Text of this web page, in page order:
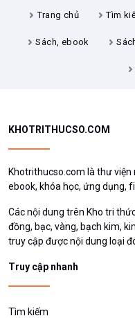
Trang chủ Tìm
Sách, ebook
KHOTRITHUCSO.COM
Khotrithucso.com là thư viện
ebook, khóa học, ứng dụng,
Các nội dung trên Kho tri
đồng, bạc, vàng, bạch kim,
truy cập được nội dung loại
Truy cập nhanh
Tìm kiếm